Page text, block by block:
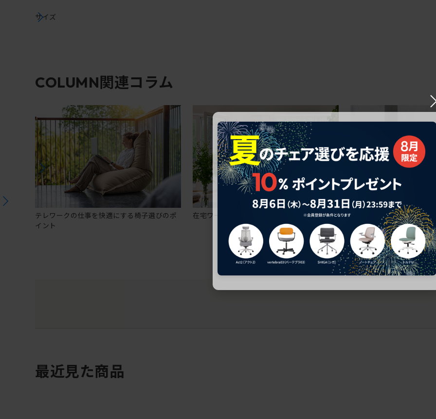
サイズ
COLUMN関連コラム
テレワークの仕事を快適にする椅子選びのポ
イント
在宅ワークにおすすめのオフィスチェア5選
椅子に座っているのに疲
疲れにくいチェアの選び方
最近見た商品